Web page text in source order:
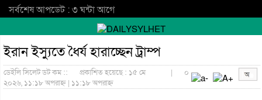
সর্বশেষ আপডেট : ৩ ঘন্টা আগে
ইরান ইস্যুতে ধৈর্য হারাচ্ছেন ট্রাম্প
ডেইলি সিলেট ডট কম ::
প্রকাশিত হয়েছে : ১৫ মে
২০২৬, ১১:১৮ অপরাহ্ন | ১১:১৮ অপরাহ্ন
| ০